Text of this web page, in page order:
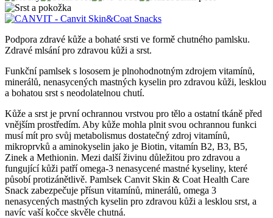
Podpora zdravé kůže a bohaté srsti ve formě chutného pamlsku.
Zdravé mlsání pro zdravou kůži a srst.
Funkční pamlsek s lososem je plnohodnotným zdrojem vitamínů,
minerálů, nenasycených mastných kyselin pro zdravou kůži, lesklou
a bohatou srst s neodolatelnou chutí.
Kůže a srst je první ochrannou vrstvou pro tělo a ostatní tkáně před
vnějším prostředím. Aby kůže mohla plnit svou ochrannou funkci
musí mít pro svůj metabolismus dostatečný zdroj vitamínů,
mikroprvků a aminokyselin jako je Biotin, vitamín B2, B3, B5,
Zinek a Methionin. Mezi další živinu důležitou pro zdravou a
fungující kůži patří omega-3 nenasycené mastné kyseliny, které
působí protizánětlivě. Pamlsek Canvit Skin & Coat Health Care
Snack zabezpečuje přísun vitamínů, minerálů, omega 3
nenasycených mastných kyselin pro zdravou kůži a lesklou srst, a
navíc vaší kočce skvěle chutná.